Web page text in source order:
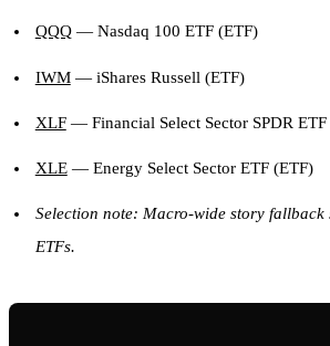
QQQ— Nasdaq 100 ETF (ETF)
IWM— iShares Russell (ETF)
XLF— Financial Select Sector SPDR ETF
XLE— Energy Select Sector ETF (ETF)
Selection note: Macro-wide story fallback
ETFs.